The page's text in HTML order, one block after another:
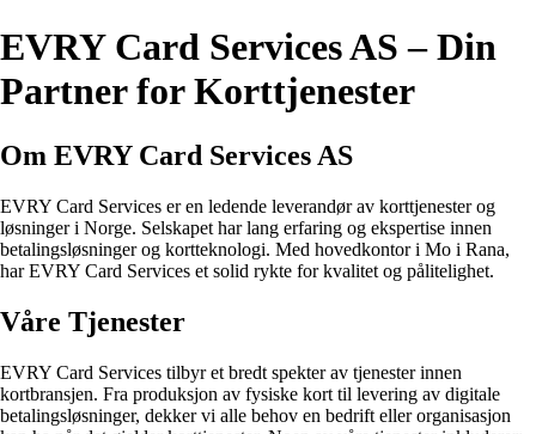
EVRY Card Services AS – Din
Partner for Korttjenester
Om EVRY Card Services AS
EVRY Card Services er en ledende leverandør av korttjenester og
løsninger i Norge. Selskapet har lang erfaring og ekspertise innen
betalingsløsninger og kortteknologi. Med hovedkontor i Mo i Rana,
har EVRY Card Services et solid rykte for kvalitet og pålitelighet.
Våre Tjenester
EVRY Card Services tilbyr et bredt spekter av tjenester innen
kortbransjen. Fra produksjon av fysiske kort til levering av digitale
betalingsløsninger, dekker vi alle behov en bedrift eller organisasjon